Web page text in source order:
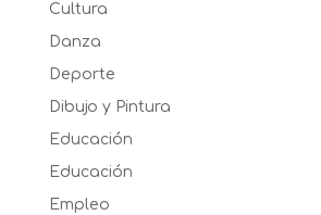
Cultura
Danza
Deporte
Dibujo y Pintura
Educación
Educación
Empleo